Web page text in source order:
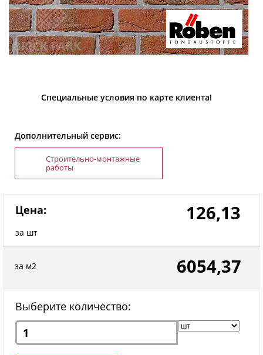
Специальные условия по карте клиента!
Дополнительный сервис:
Строительно-монтажные
работы
Цена:
за шт
126,13
за м2 6054,37
Выберите количество: